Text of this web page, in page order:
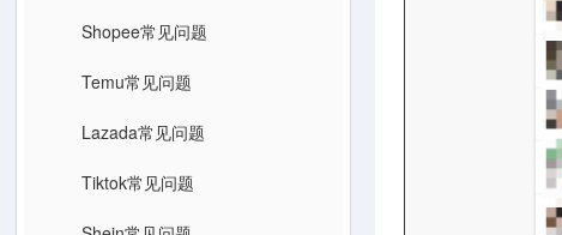
Shopee常见问题
Temu常见问题
Lazada常见问题
Tiktok常见问题